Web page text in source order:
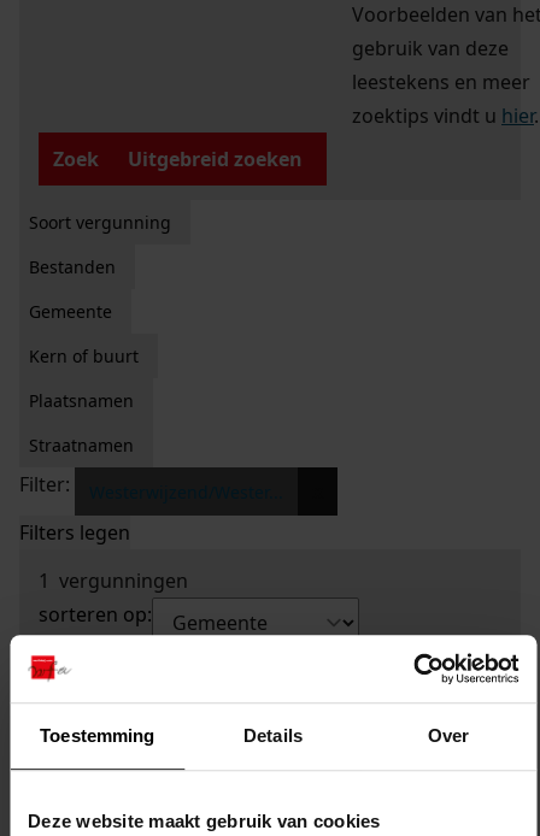
Toestemming Details Over
Deze website maakt gebruik van cookies
Voorbeelden van
gebruik van deze
leestekens en meer
zoektips vindt u hier.
Zoek
Uitgebreid zoeken
Soort vergunning
Bestanden
Gemeente
Kern of buurt
Plaatsnamen
Straatnamen
Filter:
Filters legen
1 vergunningen
sorteren op: